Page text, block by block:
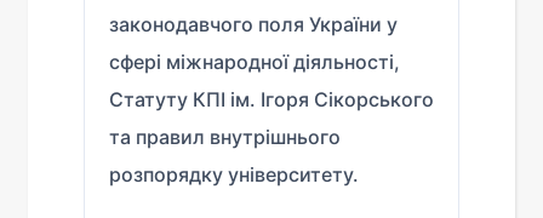
законодавчого поля України у
сфері міжнародної діяльності,
Статуту КПІ ім. Ігоря Сікорського
та правил внутрішнього
розпорядку університету.